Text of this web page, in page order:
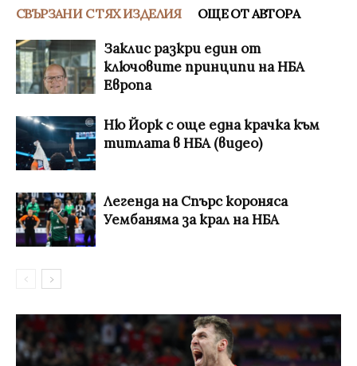
СВЪРЗАНИ С ТЯХ ИЗДЕЛИЯ ОЩЕ ОТ АВТОРА
Заклис разкри един от
ключовите принципи на НБА
Европа
Ню Йорк с още една крачка към
титлата в НБА (видео)
Легенда на Спърс короняса
Уембаняма за крал на НБА